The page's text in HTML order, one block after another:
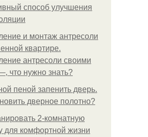
способ улучшения
и монтаж антресоли
квартире.
антресоли своими
что нужно знать?
пеной запенить дверь.
дверное полотно?
2-комнатную
для комфортной жизни